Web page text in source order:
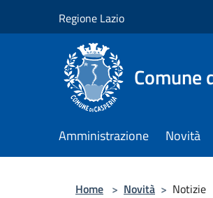
Regione Lazio
Comune
Amministrazione Novità
Home > Novità > Notizie